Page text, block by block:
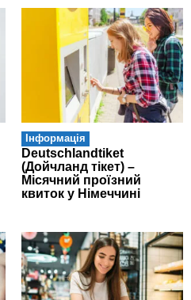
Інформація
Deutschlandtiket
(Дойчланд тікет) –
Місячний проїзний
квиток у Німеччині